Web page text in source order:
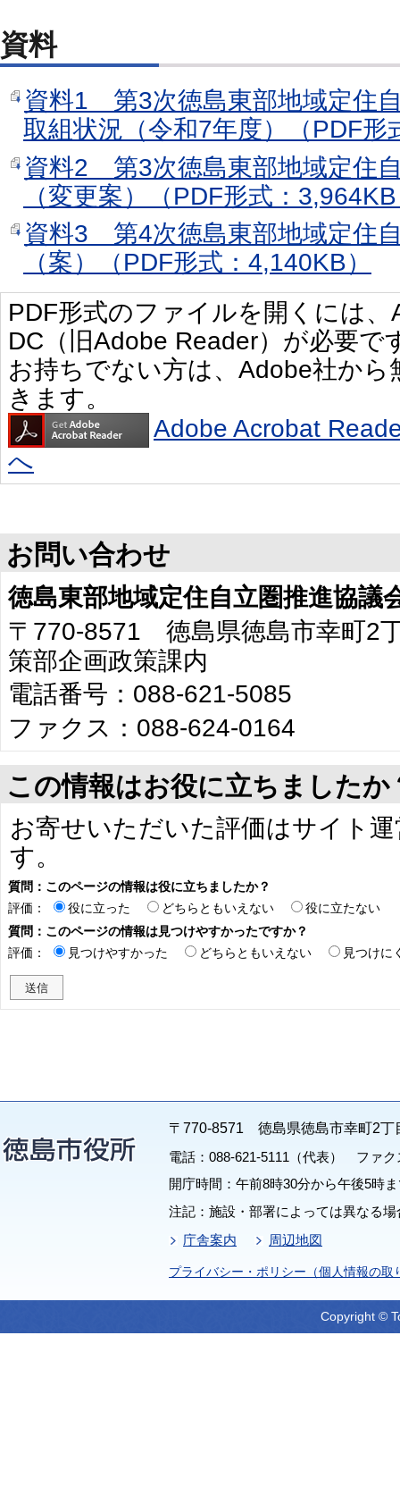
資料
資料1 第3次徳島東部地域定住
取組状況（令和7年度）（PDF形
資料2 第3次徳島東部地域定住
（変更案）（PDF形式：
資料3 第4次徳島東部地域定住
（案）（PDF形式：4,140KB）
PDF形式のファイルを開くには
DC（旧Adobe Reader）が必要で
お持ちでない方は、Adobe社か
きます。
Adobe Acrobat
へ
お問い合わせ
徳島東部地域定住自立圏推進協議
〒770-8571 徳島県徳島市幸町2
策部企画政策課内
電話番号：088-621-5085
ファクス：088-624-0164
この情報はお役に立ちましたか
お寄せいただいた評価はサイト
す。
質問：このページの情報は役に立ちましたか？
評価：
役に立った どちらともいえない
役に立たない
質問：このページの情報は見つけやすかったですか？
評価：
見つけやすかった どちらともいえない 見つけに
〒770-8571 徳島県徳島市幸町2丁
電話：088-621-5111（代表） ファク
開庁時間：午前8時30分から午後5時
注記：施設・部署によっては異なる
庁舎案内
周辺地図
プライバシー・ポリシー（個人情報の取
Copyright ©